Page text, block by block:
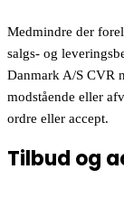
Medmindre der
salgs- og
Danmark A/S CVR
modstående eller
ordre eller accept.
Tilbud og